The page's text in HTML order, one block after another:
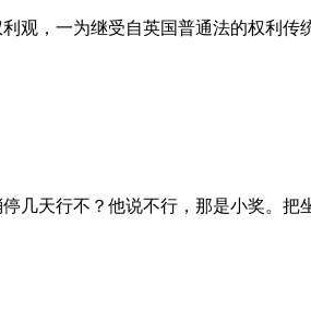
观，一为继受自英国普通法的权利
几天行不？他说不行，那是小奖。